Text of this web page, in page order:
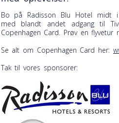
Bo på Radisson Blu Hotel midt i
med blandt andet adgang til
Copenhagen Card. Prøv en flyvetur
Se alt om Copenhagen Card her:
Tak til vores sponsorer: